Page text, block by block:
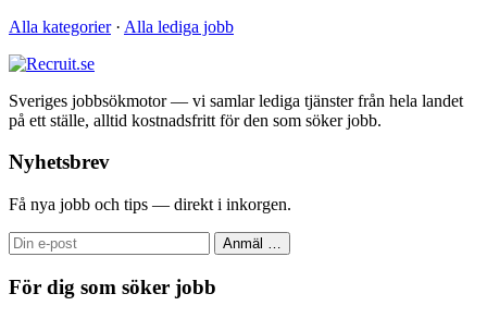
Alla kategorier· Alla lediga jobb
Sveriges jobbsökmotor — vi samlar lediga tjänster från hela landet
på ett ställe, alltid kostnadsfritt för den som söker jobb.
Nyhetsbrev
Få nya jobb och tips — direkt i inkorgen.
Anmäl …
För dig som söker jobb